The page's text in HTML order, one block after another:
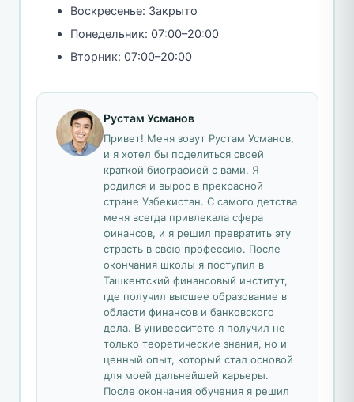
Воскресенье: Закрыто
Понедельник: 07:00–20:00
Вторник: 07:00–20:00
Рустам Усманов
Привет! Меня зовут Рустам Усманов,
и я хотел бы поделиться своей
краткой биографией с вами. Я
родился и вырос в прекрасной
стране Узбекистан. С самого детства
меня всегда привлекала сфера
финансов, и я решил превратить эту
страсть в свою профессию. После
окончания школы я поступил в
Ташкентский финансовый институт,
где получил высшее образование в
области финансов и банковского
дела. В университете я получил не
только теоретические знания, но и
ценный опыт, который стал основой
для моей дальнейшей карьеры.
После окончания обучения я решил